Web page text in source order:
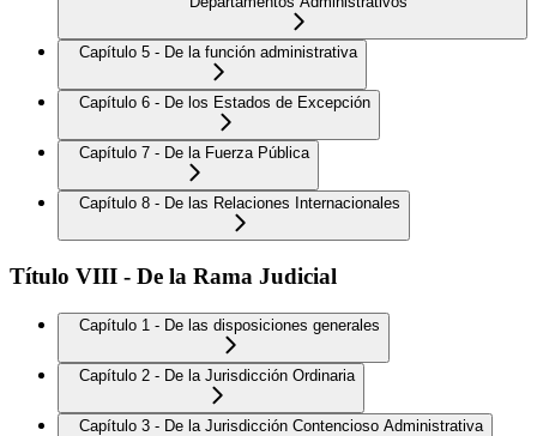
Capítulo 5 - De la función administrativa
Capítulo 6 - De los Estados de Excepción
Capítulo 7 - De la Fuerza Pública
Capítulo 8 - De las Relaciones Internacionales
Título VIII - De la Rama Judicial
Capítulo 1 - De las disposiciones generales
Capítulo 2 - De la Jurisdicción Ordinaria
Capítulo 3 - De la Jurisdicción Contencioso Administrativa